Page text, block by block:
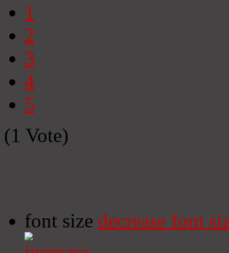
1
2
3
4
5
(1 Vote)
font size decrease font